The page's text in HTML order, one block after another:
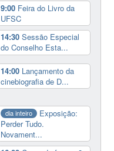
9:00 Feira do Livro da
UFSC
14:30Sessão Especial
do Conselho Esta...
14:00 Lançamento da
cinebiografia de D...
dia inteiro
Exposição:
Perder Tudo.
Novament...